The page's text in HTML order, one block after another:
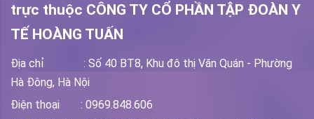
trực thuộc CÔNG TY CỔ PHẦN TẬP ĐOÀN Y
TẾ HOÀNG TUẤN
Địa chỉ
: Số 40 BT8, Khu đô thị Văn Quán - Phường
Hà Đông, Hà Nội
Điện thoại
: 0969.848.606